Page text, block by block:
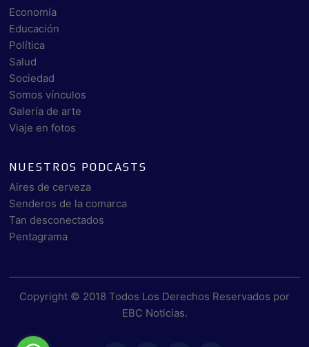
Economía
Educación
Política
Salud
Sociedad
Somos vínculos
Galería de arte
Viaje en fotos
NUESTROS PODCASTS
Aires de cerveza
Senderos de la comarca
Tan desconectados
Pentagrama
Copyright © 2018 Todos Los Derechos Reservados por
EBC Noticias.